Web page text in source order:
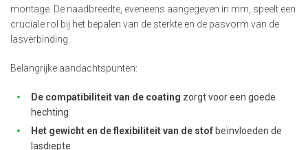
montage. De naadbreedte, eveneens aangegeven in mm, speelt een
cruciale rol bij het bepalen van de sterkte en de pasvorm van de
lasverbinding.
Belangrijke aandachtspunten:
De compatibiliteit van de coating zorgt voor een goede
hechting
Het gewicht en de flexibiliteit van de stof beïnvloeden de
lasdiepte